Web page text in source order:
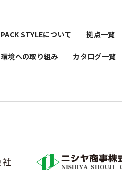
PACK STYLEについて 拠点一覧
環境への取り組み カタログ一覧